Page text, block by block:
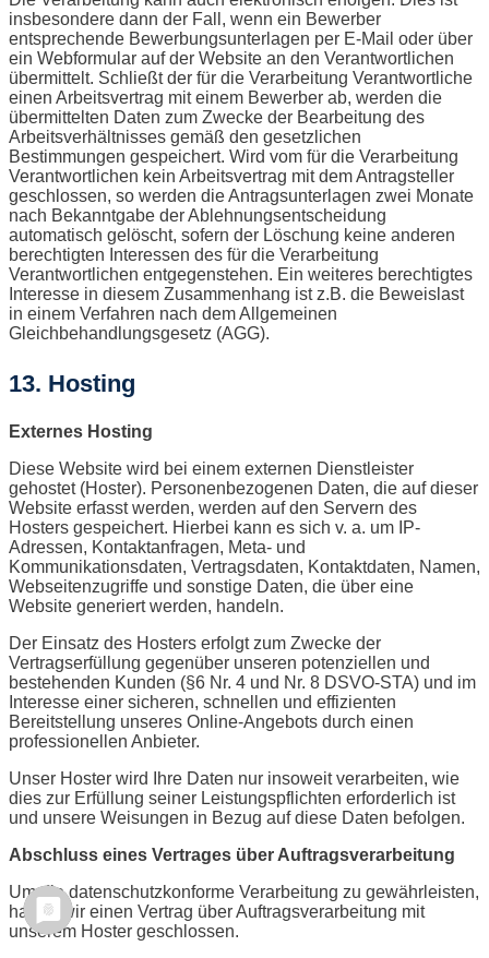
insbesondere dann der Fall, wenn ein Bewerber
entsprechende Bewerbungsunterlagen per E-Mail oder über
ein Webformular auf der Website an den Verantwortlichen
übermittelt. Schließt der für die Verarbeitung Verantwortliche
einen Arbeitsvertrag mit einem Bewerber ab, werden die
übermittelten Daten zum Zwecke der Bearbeitung des
Arbeitsverhältnisses gemäß den gesetzlichen
Bestimmungen gespeichert. Wird vom für die Verarbeitung
Verantwortlichen kein Arbeitsvertrag mit dem Antragsteller
geschlossen, so werden die Antragsunterlagen zwei Monate
nach Bekanntgabe der Ablehnungsentscheidung
automatisch gelöscht, sofern der Löschung keine anderen
berechtigten Interessen des für die Verarbeitung
Verantwortlichen entgegenstehen. Ein weiteres berechtigtes
Interesse in diesem Zusammenhang ist z.B. die Beweislast
in einem Verfahren nach dem Allgemeinen
Gleichbehandlungsgesetz (AGG).
13. Hosting
Externes Hosting
Diese Website wird bei einem externen Dienstleister
gehostet (Hoster). Personenbezogenen Daten, die auf dieser
Website erfasst werden, werden auf den Servern des
Hosters gespeichert. Hierbei kann es sich v. a. um IP-
Adressen, Kontaktanfragen, Meta- und
Kommunikationsdaten, Vertragsdaten, Kontaktdaten, Namen,
Webseitenzugriffe und sonstige Daten, die über eine
Website generiert werden, handeln.
Der Einsatz des Hosters erfolgt zum Zwecke der
Vertragserfüllung gegenüber unseren potenziellen und
bestehenden Kunden (§6 Nr. 4 und Nr. 8 DSVO-STA) und im
Interesse einer sicheren, schnellen und effizienten
Bereitstellung unseres Online-Angebots durch einen
professionellen Anbieter.
Unser Hoster wird Ihre Daten nur insoweit verarbeiten, wie
dies zur Erfüllung seiner Leistungspflichten erforderlich ist
und unsere Weisungen in Bezug auf diese Daten befolgen.
Abschluss eines Vertrages über Auftragsverarbeitung
Um die datenschutzkonforme Verarbeitung zu gewährleisten,
haben wir einen Vertrag über Auftragsverarbeitung mit
unserem Hoster geschlossen.